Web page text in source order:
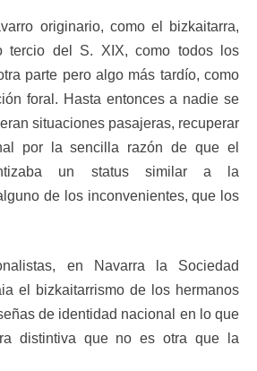
originario, como el bizkaitarra,
tercio del S. XIX, como todos los
parte pero algo más tardío, como
foral. Hasta entonces a nadie se
situaciones pasajeras, recuperar
por la sencilla razón de que el
un status similar a la
de los inconvenientes, que los
en Navarra la Sociedad
el bizkaitarrismo de los hermanos
de identidad nacional en lo que
distintiva que no es otra que la